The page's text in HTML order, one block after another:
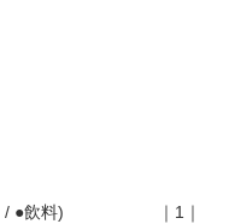
｜1｜
/ ●飲料)